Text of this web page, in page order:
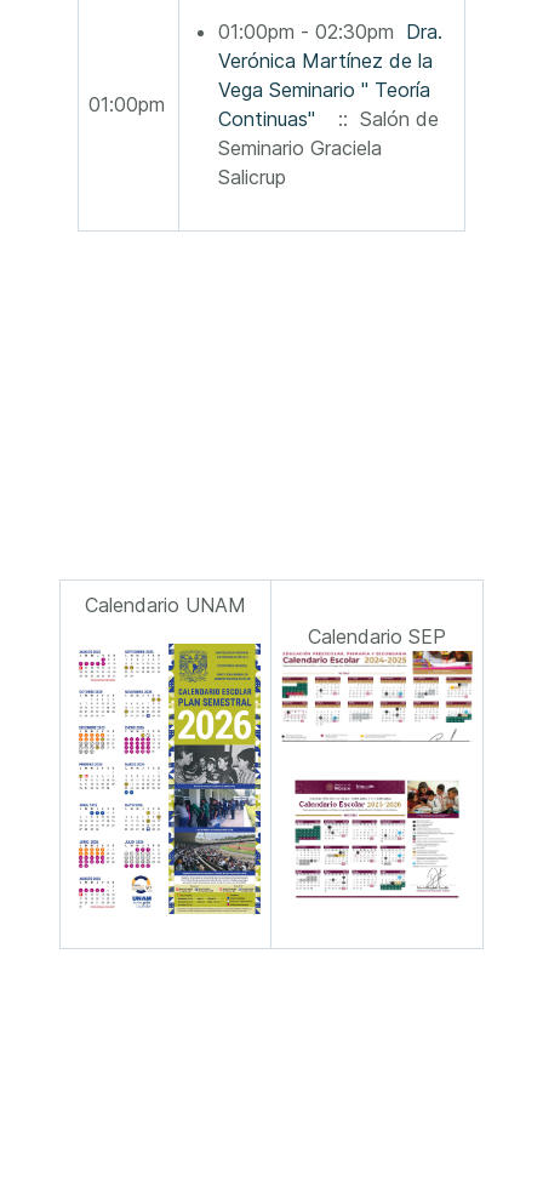
01:00pm
01:00pm - 02:30pm Dra.
Verónica Martínez de la
Vega Seminario " Teoría
Continuas"
:: Salón de
Seminario Graciela
Salicrup
Calendario UNAM
Calendario SEP